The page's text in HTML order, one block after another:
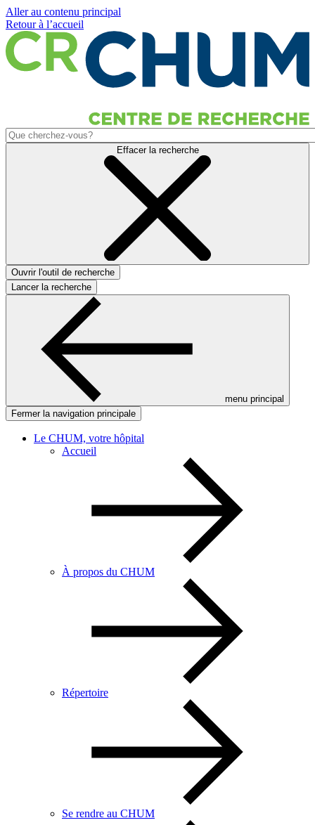
Aller au contenu principal
Retour à l’accueil
Effacer la recherche
Ouvrir l'outil de recherche
Lancer la recherche
menu principal
Fermer la navigation principale
Le CHUM, votre hôpital
Accueil
À propos du CHUM
Répertoire
Se rendre au CHUM